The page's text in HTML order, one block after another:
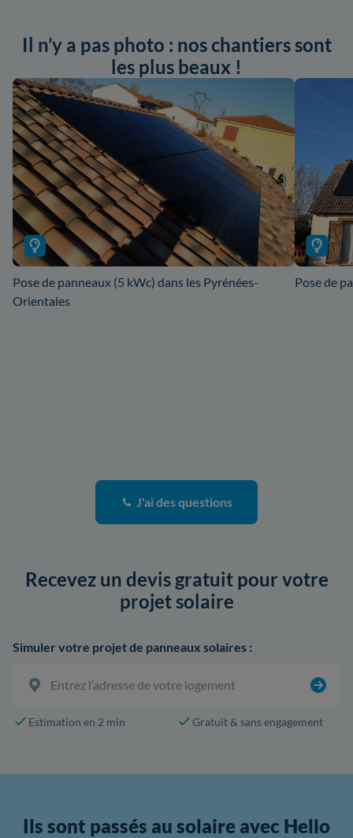
Il n’y a pas photo : nos chantiers sont
les plus beaux !
Pose de panneaux (5 kWc) dans les Pyrénées-
Orientales
Pose de
J'ai des questions
Recevez un devis gratuit pour votre
projet solaire
Simuler votre projet de panneaux solaires :
Estimation en 2 min Gratuit & sans engagement
Ils sont passés au solaire avec Hello